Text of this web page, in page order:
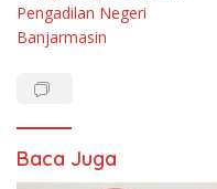
Pengadilan Negeri
Banjarmasin
Baca Juga